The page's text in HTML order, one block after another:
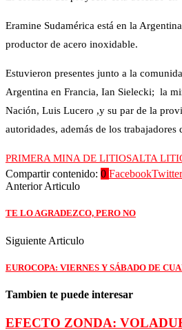
Eramine Sudamérica está en la
productor de acero inoxidable.
Estuvieron presentes junto a la
Argentina en Francia, Ian Sielecki; la
Nación, Luis Lucero ,y su par de la
autoridades, además de los trabajadores
PRIMERA MINA DE LITIOSALTA
Compartir contenido: 0 FacebookTwitter
Anterior Articulo
TE LO AGRADEZCO, PERO NO
Siguiente Articulo
EUROCOPA: VIERNES Y SÁBADO DE
Tambien te puede interesar
EFECTO ZONDA: